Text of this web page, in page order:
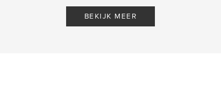
BEKIJK MEER